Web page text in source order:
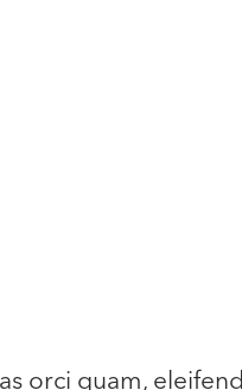
orci quam, eleifend